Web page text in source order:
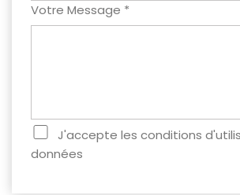
Votre Message *
J'accepte les conditions
données